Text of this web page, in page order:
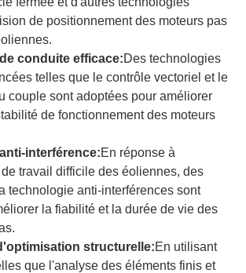
de positionnement des moteurs pas
conduite efficace:Des technologies
telles que le contrôle vectoriel et le
couple sont adoptées pour améliorer
de fonctionnement des moteurs
interférence:En réponse à
travail difficile des éoliennes, des
technologie anti-interférences sont
la fiabilité et la durée de vie des
structurelle:En utilisant
que l'analyse des éléments finis et